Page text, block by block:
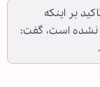
بر اینکه
نشده است، گفت: